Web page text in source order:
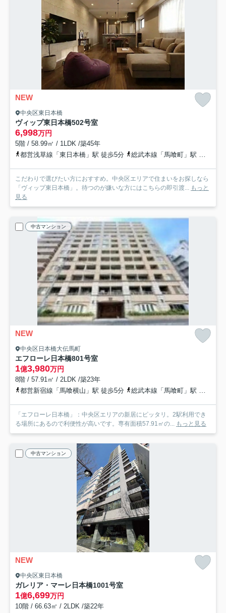
NEW
中央区東日本橋
ヴィップ東日本橋502号室
6,998万円
5階 / 58.99㎡ / 1LDK /築45年
都営浅草線「東日本橋」駅 徒歩5分
総武本線「馬喰町」駅 徒歩5分
こだわりで選びたい方におすすめ。中央区エリアで住まいをお探しなら
「ヴィップ東日本橋」。待つのが嫌いな方にはこちらの即引渡... もっと
見る
中古マンション
NEW
中央区日本橋大伝馬町
エフローレ日本橋801号室
1億3,980万円
8階 / 57.91㎡ / 2LDK /築23年
都営新宿線「馬喰横山」駅 徒歩5分
総武本線「馬喰町」駅 徒歩5分
「エフローレ日本橋」：中央区エリアの新居にピッタリ。2駅利用でき
る場所にあるので利便性が高いです。専有面積57.91㎡の... もっと見る
中古マンション
NEW
中央区東日本橋
ガレリア・マーレ日本橋1001号室
1億6,699万円
10階 / 66.63㎡ / 2LDK /築22年